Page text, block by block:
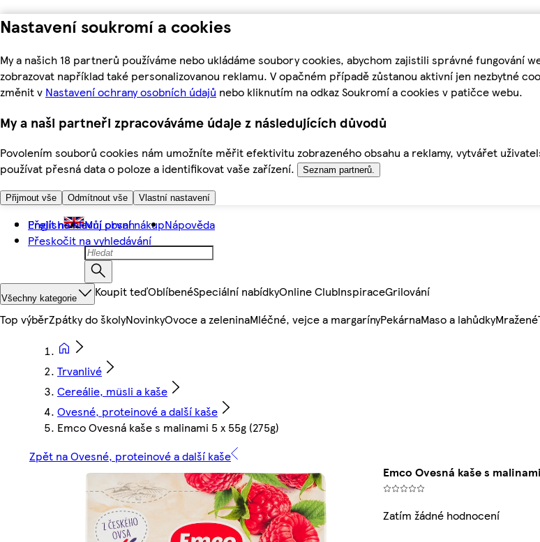
Nastavení soukromí a cookies
My a našich 18 partnerů používáme nebo ukládáme soubory cookies, abychom zajistili správné fungování
zobrazovat například také personalizovanou reklamu. V opačném případě zůstanou aktivní jen nezbytné
změnit v Nastavení ochrany osobních údajů nebo kliknutím na odkaz Soukromí a cookies v patičce webu.
My a naši partneři zpracováváme údaje z následujících důvodů
Povolením souborů cookies nám umožníte měřit efektivitu zobrazeného obsahu a reklamy, vytvářet
používat přesná data o poloze a identifikovat vaše zařízení.
Seznam partnerů.
Přijmout vše Odmítnout vše Vlastní nastavení
Přejít na hlavní obsah
Přeskočit na vyhledávání
English Můj první nákupNápověda
Všechny kategorie Koupit teďOblíbenéSpeciální nabídkyOnline ClubInspiraceGrilování
Top výběrZpátky do školyNovinkyOvoce a zeleninaMléčné, vejce a margarínyPekárnaMaso a lahůdkyMražené
Trvanlivé
Cereálie, müsli a kaše
Ovesné, proteinové a další kaše
Emco Ovesná kaše s malinami 5 x 55g (275g)
Zpět na Ovesné, proteinové a další kaše
Emco Ovesná kaše s
Zatím žádné hodnocení